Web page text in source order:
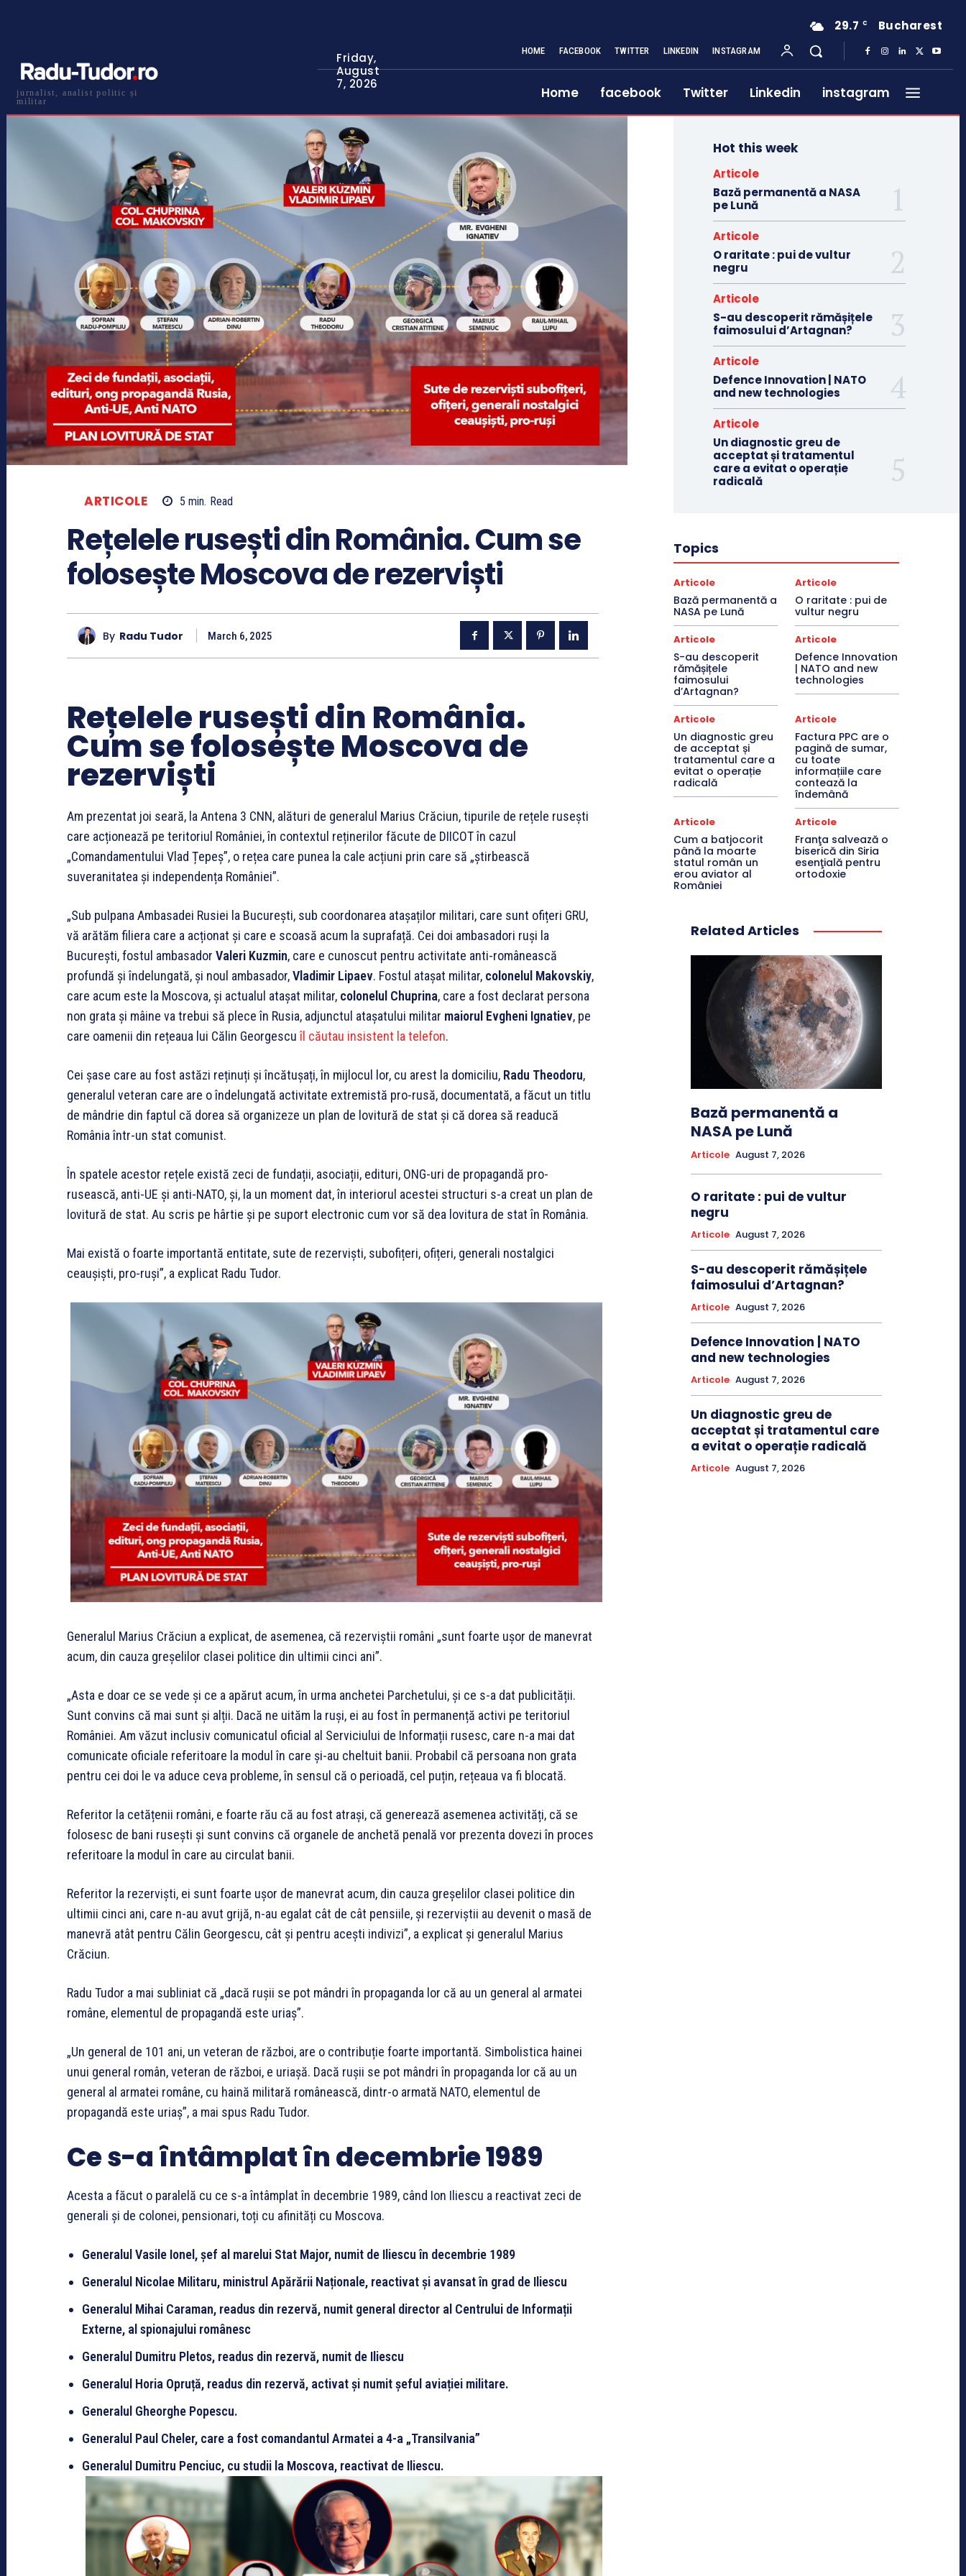
jurnalist, analist politic și
militar
Friday,
August
7, 2026
29.7 C Bucharest
HOME FACEBOOK TWITTER LINKEDIN INSTAGRAM
Home facebook Twitter Linkedin instagram
ARTICOLE 5 min. Read
Rețelele rusești din România. Cum se
folosește Moscova de rezerviști
By Radu Tudor March 6, 2025
Rețelele rusești din România.
Cum se folosește Moscova de
rezerviști
Am prezentat joi seară, la Antena 3 CNN, alături de generalul Marius Crăciun, tipurile de rețele rusești
care acționează pe teritoriul României, în contextul reținerilor făcute de DIICOT în cazul
„Comandamentului Vlad Țepeș”, o rețea care punea la cale acțiuni prin care să „știrbească
suveranitatea și independența României”.
„Sub pulpana Ambasadei Rusiei la București, sub coordonarea atașaților militari, care sunt ofițeri GRU,
vă arătăm filiera care a acționat și care e scoasă acum la suprafață. Cei doi ambasadori ruși la
București, fostul ambasador Valeri Kuzmin, care e cunoscut pentru activitate anti-românească
profundă și îndelungată, și noul ambasador,Vladimir Lipaev. Fostul atașat militar, colonelul Makovskiy,
care acum este la Moscova, și actualul atașat militar, colonelul Chuprina, care a fost declarat persona
non grata și mâine va trebui să plece în Rusia, adjunctul atașatului militar maiorul Evgheni Ignatiev, pe
care oamenii din rețeaua lui Călin Georgescuîl căutau insistent la telefon.
Cei șase care au fost astăzi reținuți și încătușați, în mijlocul lor, cu arest la domiciliu, Radu Theodoru,
generalul veteran care are o îndelungată activitate extremistă pro-rusă, documentată, a făcut un titlu
de mândrie din faptul că dorea să organizeze un plan de lovitură de stat și că dorea să readucă
România într-un stat comunist.
În spatele acestor rețele există zeci de fundații, asociații, edituri, ONG-uri de propagandă pro-
rusească, anti-UE și anti-NATO, și, la un moment dat, în interiorul acestei structuri s-a creat un plan de
lovitură de stat. Au scris pe hârtie și pe suport electronic cum vor să dea lovitura de stat în România.
Mai există o foarte importantă entitate, sute de rezerviști, subofițeri, ofițeri, generali nostalgici
ceaușiști, pro-ruși”, a explicat Radu Tudor.
Generalul Marius Crăciun a explicat, de asemenea, că rezerviștii români „sunt foarte ușor de manevrat
acum, din cauza greșelilor clasei politice din ultimii cinci ani”.
„Asta e doar ce se vede și ce a apărut acum, în urma anchetei Parchetului, și ce s-a dat publicității.
Sunt convins că mai sunt și alții. Dacă ne uităm la ruși, ei au fost în permanență activi pe teritoriul
României. Am văzut inclusiv comunicatul oficial al Serviciului de Informații rusesc, care n-a mai dat
comunicate oficiale referitoare la modul în care și-au cheltuit banii. Probabil că persoana non grata
pentru cei doi le va aduce ceva probleme, în sensul că o perioadă, cel puțin, rețeaua va fi blocată.
Referitor la cetățenii români, e foarte rău că au fost atrași, că generează asemenea activități, că se
folosesc de bani rusești și sunt convins că organele de anchetă penală vor prezenta dovezi în proces
referitoare la modul în care au circulat banii.
Referitor la rezerviști, ei sunt foarte ușor de manevrat acum, din cauza greșelilor clasei politice din
ultimii cinci ani, care n-au avut grijă, n-au egalat cât de cât pensiile, și rezerviștii au devenit o masă de
manevră atât pentru Călin Georgescu, cât și pentru acești indivizi”, a explicat și generalul Marius
Crăciun.
Radu Tudor a mai subliniat că „dacă rușii se pot mândri în propaganda lor că au un general al armatei
române, elementul de propagandă este uriaș”.
„Un general de 101 ani, un veteran de război, are o contribuție foarte importantă. Simbolistica hainei
unui general român, veteran de război, e uriașă. Dacă rușii se pot mândri în propaganda lor că au un
general al armatei române, cu haină militară românească, dintr-o armată NATO, elementul de
propagandă este uriaș”, a mai spus Radu Tudor.
Ce s-a întâmplat în decembrie 1989
Acesta a făcut o paralelă cu ce s-a întâmplat în decembrie 1989, când Ion Iliescu a reactivat zeci de
generali și de colonei, pensionari, toți cu afinități cu Moscova.
Generalul Vasile Ionel, șef al marelui Stat Major, numit de Iliescu în decembrie 1989
Generalul Nicolae Militaru, ministrul Apărării Naționale, reactivat și avansat în grad de Iliescu
Generalul Mihai Caraman, readus din rezervă, numit general director al Centrului de Informații
Externe, al spionajului românesc
Generalul Dumitru Pletos, readus din rezervă, numit de Iliescu
Generalul Horia Opruță, readus din rezervă, activat și numit șeful aviației militare.
Generalul Gheorghe Popescu.
Generalul Paul Cheler, care a fost comandantul Armatei a 4-a „Transilvania”
Generalul Dumitru Penciuc, cu studii la Moscova, reactivat de Iliescu.
Hot this week
Articole
Bază permanentă a NASA
pe Lună
Articole
O raritate : pui de vultur
negru
Articole
S-au descoperit rămășițele
faimosului d’Artagnan?
Articole
Defence Innovation | NATO
and new technologies
Articole
Un diagnostic greu de
acceptat și tratamentul
care a evitat o operație
radicală
Topics
Articole
Bază permanentă a
NASA pe Lună
Articole
O raritate : pui de
vultur negru
Articole
S-au descoperit
rămășițele
faimosului
d’Artagnan?
Articole
Defence Innovation
| NATO and new
technologies
Articole
Un diagnostic greu
de acceptat și
tratamentul care a
evitat o operație
radicală
Articole
Factura PPC are o
pagină de sumar,
cu toate
informațiile care
contează la
îndemână
Articole
Cum a batjocorit
până la moarte
statul român un
erou aviator al
României
Articole
Franţa salvează o
biserică din Siria
esenţială pentru
ortodoxie
Related Articles
Bază permanentă a
NASA pe Lună
Articole August 7, 2026
O raritate : pui de vultur
negru
Articole August 7, 2026
S-au descoperit rămășițele
faimosului d’Artagnan?
Articole August 7, 2026
Defence Innovation | NATO
and new technologies
Articole August 7, 2026
Un diagnostic greu de
acceptat și tratamentul care
a evitat o operație radicală
Articole August 7, 2026